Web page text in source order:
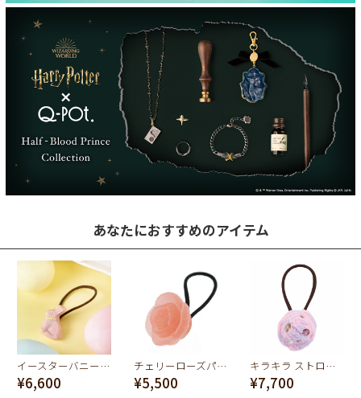
あなたにおすすめのアイテム
イースターバニーショコラヘアゴム(ストロベリー)
¥6,600
チェリーローズパート ドゥ フリュイヘアゴム
¥5,500
キラキラ ストロベリー＆ブルーベリー アイスクリーム ヘアゴム
¥7,700